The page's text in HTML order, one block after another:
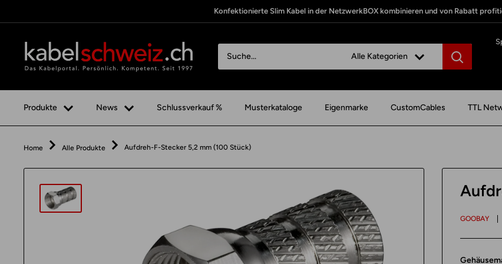
zum
Fertige
Boxen
anzeigen
Konfektionierte Slim Kabel in der NetzwerkBOX kombinieren und von Rabatt
kabelschweiz
Alle Kategorien
Produkte News Schlussverkauf % Musterkataloge Eigenmarke CustomCables TTL
Home Alle Produkte Aufdreh-F-Stecker 5,2 mm (100 Stück)
GOOBAY